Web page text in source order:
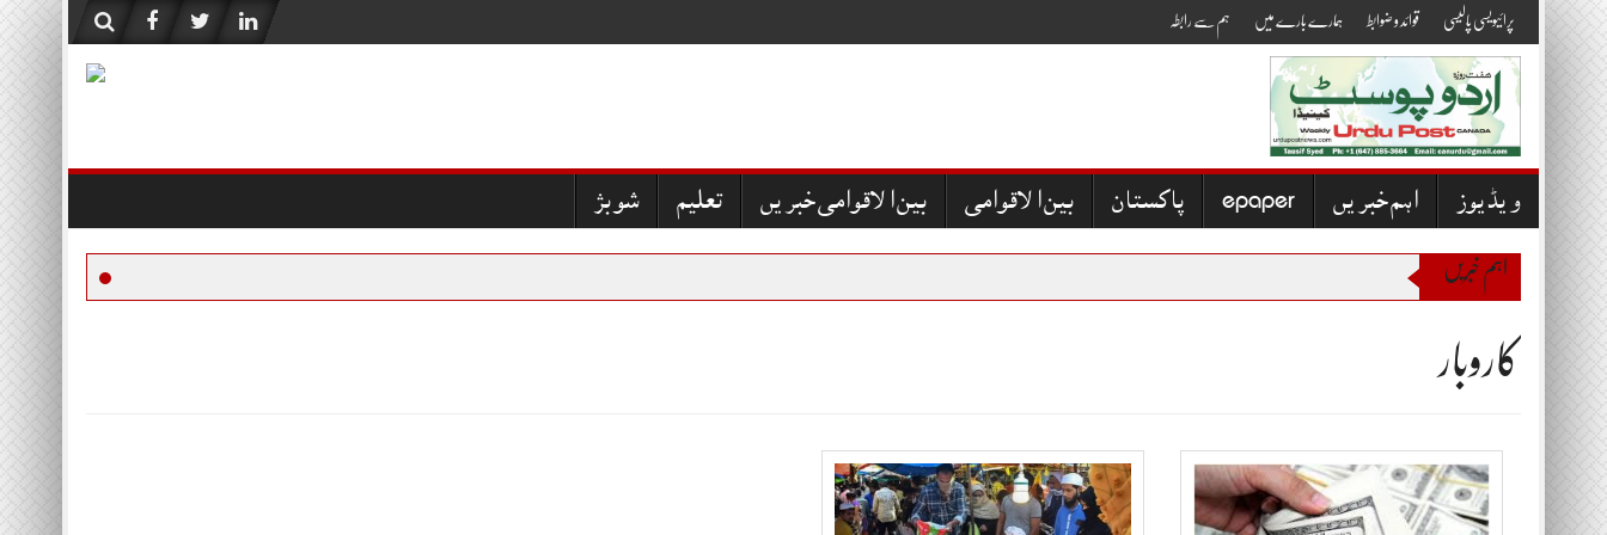
content
پرائیویسی پالیسی قوائد و ضوابط ہمارے بارے میں ہم سے رابطہ
ویڈیوز اہم خبریں epaper پاکستان بین الاقوامی بین الاقوامی خبریں تعلیم شوبز
اہم خبریں
کاروبار